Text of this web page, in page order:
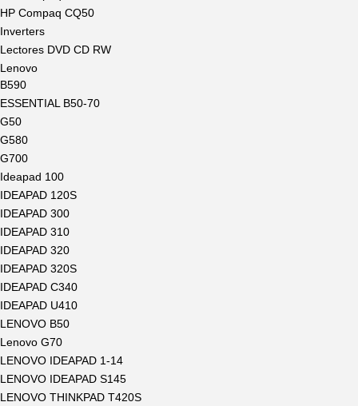
HP Compaq CQ50
Inverters
Lectores DVD CD RW
Lenovo
B590
ESSENTIAL B50-70
G50
G580
G700
Ideapad 100
IDEAPAD 120S
IDEAPAD 300
IDEAPAD 310
IDEAPAD 320
IDEAPAD 320S
IDEAPAD C340
IDEAPAD U410
LENOVO B50
Lenovo G70
LENOVO IDEAPAD 1-14
LENOVO IDEAPAD S145
LENOVO THINKPAD T420S